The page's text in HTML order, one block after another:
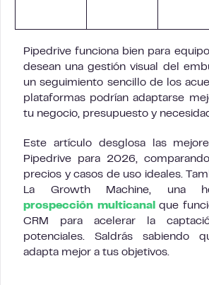
Pipedrive funciona bien para
desean una gestión visual del
un seguimiento sencillo de los
plataformas podrían adaptarse
tu negocio, presupuesto y
Este artículo desglosa las
Pipedrive para 2026,
precios y casos de uso ideales.
La Growth Machine, una
prospección multicanal
que
CRM para acelerar la
potenciales. Saldrás sabiendo
adapta mejor a tus objetivos.